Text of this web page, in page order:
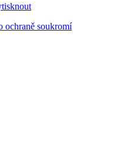
ochraně soukromí